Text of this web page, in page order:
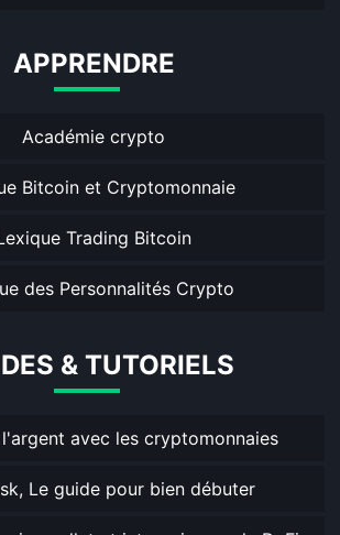
APPRENDRE
Académie crypto
Bitcoin et Cryptomonnaie
Trading Bitcoin
des Personnalités Crypto
& TUTORIELS
avec les cryptomonnaies
Le guide pour bien débuter